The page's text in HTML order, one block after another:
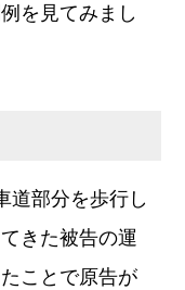
を見てみまし
道部分を歩行し
きた被告の運
ことで原告が